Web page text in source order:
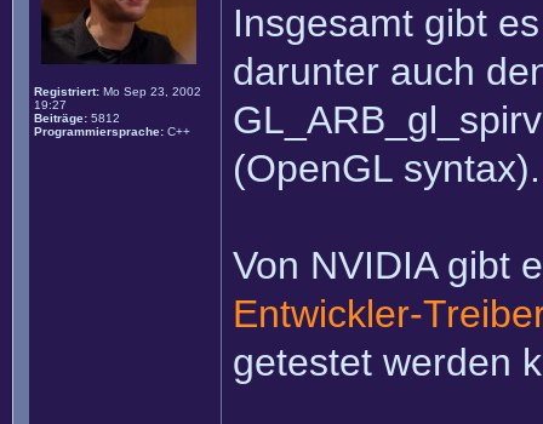
Registriert: Mo Sep 23, 2002
19:27
Beiträge: 5812
Programmiersprache: C++
Insgesamt gibt
darunter auch
(OpenGL syntax).
Von NVIDIA gibt
Entwickler-
getestet werden